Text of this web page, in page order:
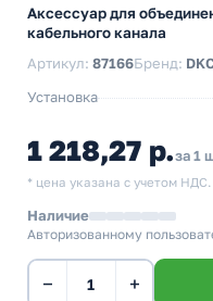
Аксессуар для
кабельного канала
Артикул: 87166Бренд:
Установка
1 218,27 р.за 1
* цена указана с учетом НДС.
Наличие
Авторизованному
− +